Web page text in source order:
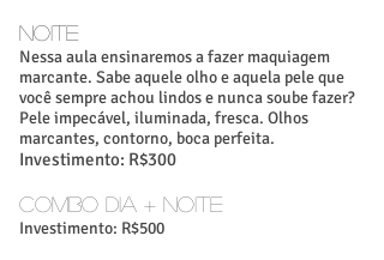
NOITE
Nessa aula ensinaremos a fazer maquiagem
marcante. Sabe aquele olho e aquela pele que
você sempre achou lindos e nunca soube fazer?
Pele impecável, iluminada, fresca. Olhos
marcantes, contorno, boca perfeita.
Investimento: R$300
COMBO DIA + NOITE
Investimento: R$500